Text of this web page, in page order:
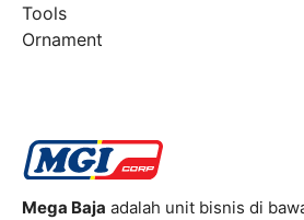
Tools
Ornament
Mega Baja adalah unit bisnis di